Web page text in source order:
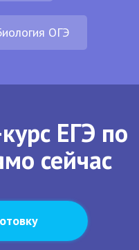
ОГЭ
ЕГЭ по
сейчас